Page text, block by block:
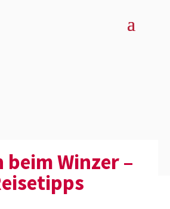
beim Winzer –